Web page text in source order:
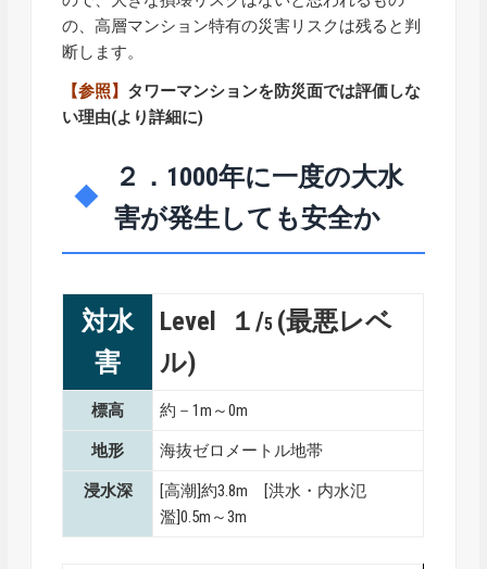
の、高層マンション特有の災害リスクは残ると判
断します。
【参照】 タワーマンションを防災面では評価しな
い理由(より詳細に)
２．1000年に一度の大水
害が発生しても安全か
対水
害
Level １/5 (最悪レベ
ル)
標高 約－1m～0m
地形 海抜ゼロメートル地帯
浸水深
[高潮]約3.8m [洪水・内水氾
濫]0.5m～3m